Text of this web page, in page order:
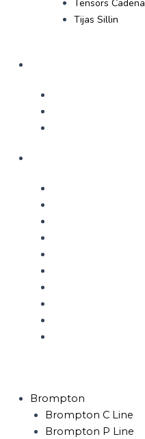
Tensors Cadena
Tijas Sillin
Brompton
Brompton C Line
Brompton P Line